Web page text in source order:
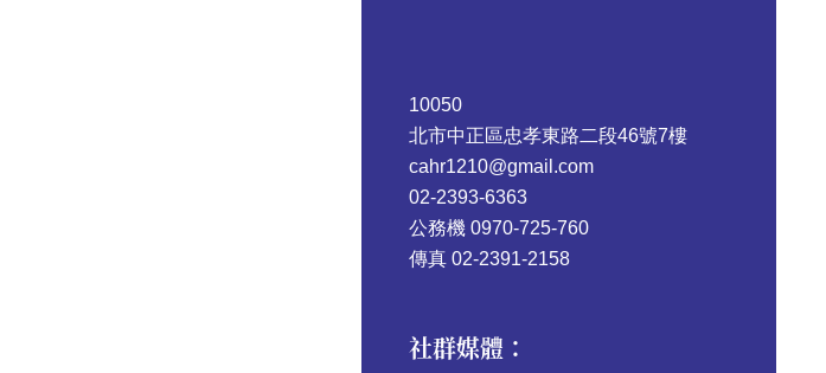
10050
北市中正區忠孝東路二段46號7樓
cahr1210@gmail.com
02-2393-6363
公務機 0970-725-760
傳真 02-2391-2158
社群媒體：